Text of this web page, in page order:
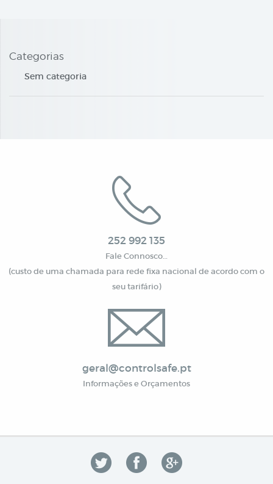
Categorias
Sem categoria
252 992 135
Fale Connosco…
(custo de uma chamada para rede fixa nacional de acordo com o
seu tarifário)
geral@controlsafe.pt
Informações e Orçamentos